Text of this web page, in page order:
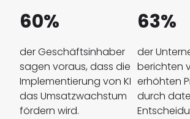
60% 63%
der Geschäftsinhaber
sagen voraus, dass die
Implementierung von KI
das Umsatzwachstum
fördern wird.
der
berichten
erhöhten
durch